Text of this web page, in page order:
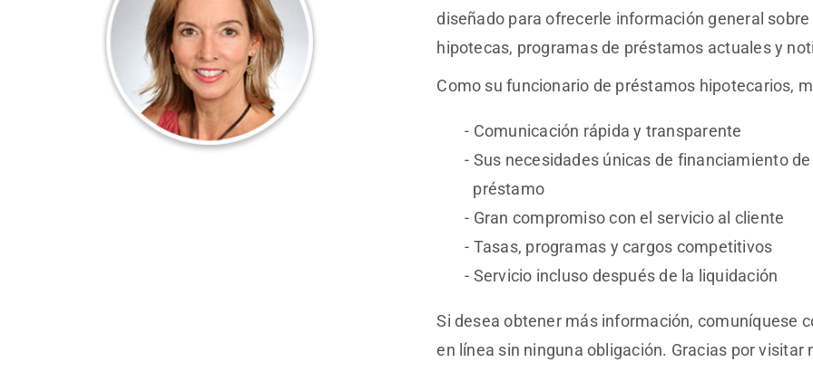
diseñado para ofrecerle información general
hipotecas, programas de préstamos actuales y
Como su funcionario de préstamos hipotecarios,
Comunicación rápida y transparente
Sus necesidades únicas de financiamiento
préstamo
Gran compromiso con el servicio al cliente
Tasas, programas y cargos competitivos
Servicio incluso después de la liquidación
Si desea obtener más información, comuníquese
en línea sin ninguna obligación. Gracias por